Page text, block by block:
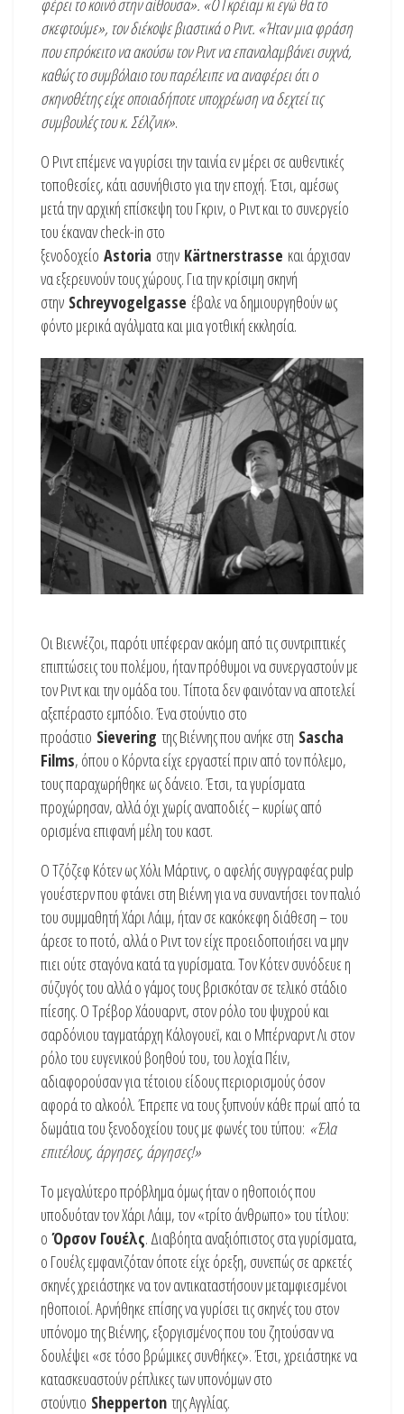
σκεφτούμε», τον διέκοψε βιαστικά ο Ριντ. «Ήταν μια φράση
που επρόκειτο να ακούσω τον Ριντ να επαναλαμβάνει συχνά,
καθώς το συμβόλαιο του παρέλειπε να αναφέρει ότι ο
σκηνοθέτης είχε οποιαδήποτε υποχρέωση να δεχτεί τις
συμβουλές του κ. Σέλζνικ».
Ο Ριντ επέμενε να γυρίσει την ταινία εν μέρει σε αυθεντικές
τοποθεσίες, κάτι ασυνήθιστο για την εποχή. Έτσι, αμέσως
μετά την αρχική επίσκεψη του Γκριν, ο Ριντ και το συνεργείο
του έκαναν check-in στο
ξενοδοχείο Astoria στην Kärtnerstrasse και άρχισαν
να εξερευνούν τους χώρους. Για την κρίσιμη σκηνή
στην Schreyvogelgasse έβαλε να δημιουργηθούν ως
φόντο μερικά αγάλματα και μια γοτθική εκκλησία.
Οι Βιεννέζοι, παρότι υπέφεραν ακόμη από τις συντριπτικές
επιπτώσεις του πολέμου, ήταν πρόθυμοι να συνεργαστούν με
τον Ριντ και την ομάδα του. Τίποτα δεν φαινόταν να αποτελεί
αξεπέραστο εμπόδιο. Ένα στούντιο στο
προάστιο Sievering της Βιέννης που ανήκε στη Sascha
Films, όπου ο Κόρντα είχε εργαστεί πριν από τον πόλεμο,
τους παραχωρήθηκε ως δάνειο. Έτσι, τα γυρίσματα
προχώρησαν, αλλά όχι χωρίς αναποδιές – κυρίως από
ορισμένα επιφανή μέλη του καστ.
Ο Τζόζεφ Κότεν ως Χόλι Μάρτινς, ο αφελής συγγραφέας pulp
γουέστερν που φτάνει στη Βιέννη για να συναντήσει τον παλιό
του συμμαθητή Χάρι Λάιμ, ήταν σε κακόκεφη διάθεση – του
άρεσε το ποτό, αλλά ο Ριντ τον είχε προειδοποιήσει να μην
πιει ούτε σταγόνα κατά τα γυρίσματα. Τον Κότεν συνόδευε η
σύζυγός του αλλά ο γάμος τους βρισκόταν σε τελικό στάδιο
πίεσης. Ο Τρέβορ Χάουαρντ, στον ρόλο του ψυχρού και
σαρδόνιου ταγματάρχη Κάλογουεϊ, και ο Μπέρναρντ Λι στον
ρόλο του ευγενικού βοηθού του, του λοχία Πέιν,
αδιαφορούσαν για τέτοιου είδους περιορισμούς όσον
αφορά το αλκοόλ. Έπρεπε να τους ξυπνούν κάθε πρωί από τα
δωμάτια του ξενοδοχείου τους με φωνές του τύπου: «Έλα
επιτέλους, άργησες, άργησες!»
Το μεγαλύτερο πρόβλημα όμως ήταν ο ηθοποιός που
υποδυόταν τον Χάρι Λάιμ, τον «τρίτο άνθρωπο» του τίτλου:
ο Όρσον Γουέλς. Διαβόητα αναξιόπιστος στα γυρίσματα,
ο Γουέλς εμφανιζόταν όποτε είχε όρεξη, συνεπώς σε αρκετές
σκηνές χρειάστηκε να τον αντικαταστήσουν μεταμφιεσμένοι
ηθοποιοί. Αρνήθηκε επίσης να γυρίσει τις σκηνές του στον
υπόνομο της Βιέννης, εξοργισμένος που του ζητούσαν να
δουλέψει «σε τόσο βρώμικες συνθήκες». Έτσι, χρειάστηκε να
κατασκευαστούν ρέπλικες των υπονόμων στο
στούντιο Shepperton της Αγγλίας.